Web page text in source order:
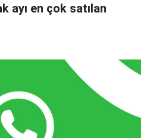
ayı en çok satılan